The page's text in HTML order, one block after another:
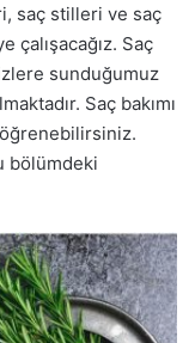
saç stilleri ve saç
çalışacağız. Saç
sunduğumuz
Saç bakımı
öğrenebilirsiniz.
bölümdeki